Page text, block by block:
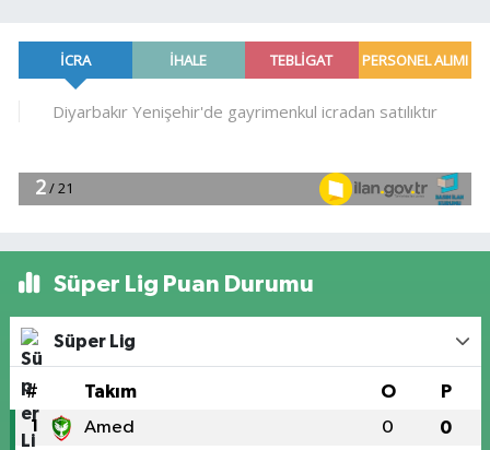
Süper Lig Puan Durumu
Süper Lig
# Takım O P
1 Amed 0 0